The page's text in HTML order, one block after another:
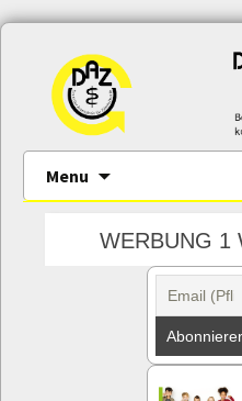
Menu
to
WERBUNG 1